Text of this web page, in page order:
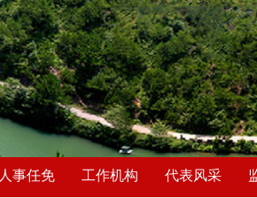
人事任免 工作机构 代表风采